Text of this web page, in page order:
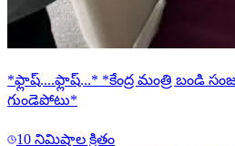
*ఫ్లాష్....ఫ్లాష్...* *కేంద్ర మంత్రి బండి
గుండెపోటు*
10 నిమిషాల క్రితం